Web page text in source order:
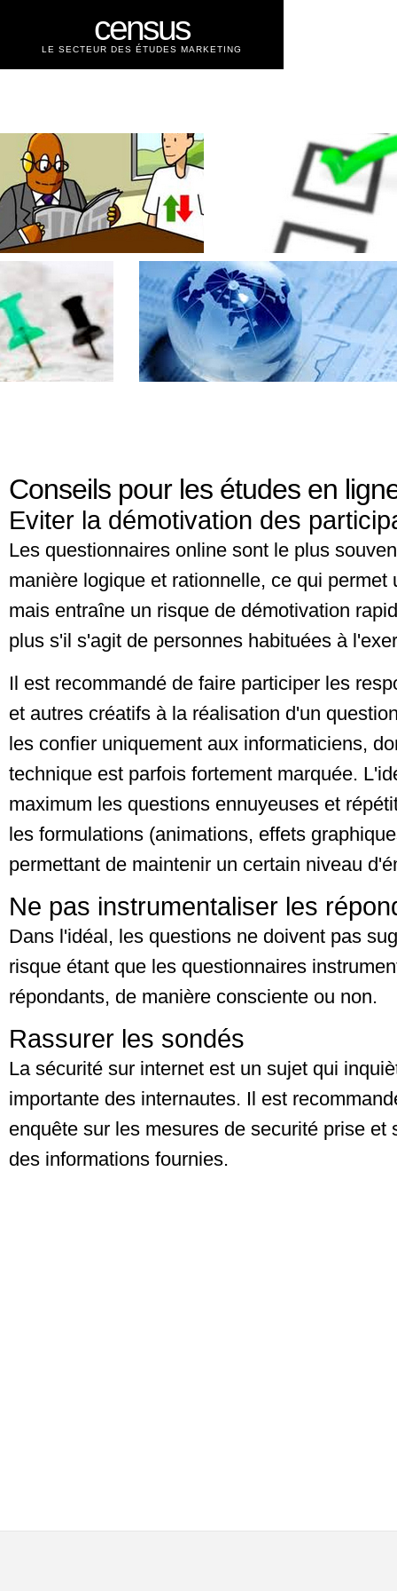
census
LE SECTEUR DES ÉTUDES MARKETING
Conseils pour les études en
Eviter la démotivation des
Les questionnaires online sont le plus
manière logique et rationnelle, ce qui permet
mais entraîne un risque de démotivation
plus s'il s'agit de personnes habituées à
Il est recommandé de faire participer les
et autres créatifs à la réalisation d'un
les confier uniquement aux informaticiens,
technique est parfois fortement marquée.
maximum les questions ennuyeuses et
les formulations (animations, effets
permettant de maintenir un certain niveau
Ne pas instrumentaliser les
Dans l'idéal, les questions ne doivent pas
risque étant que les questionnaires
répondants, de manière consciente ou non.
Rassurer les sondés
La sécurité sur internet est un sujet qui
importante des internautes. Il est
enquête sur les mesures de securité prise et
des informations fournies.